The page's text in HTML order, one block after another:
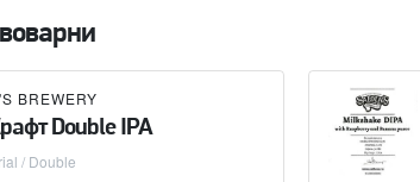
BREWERY
Double IPA
/ Double